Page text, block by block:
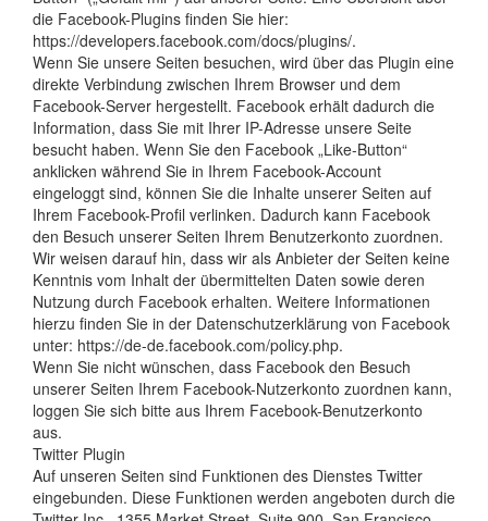
die Facebook-Plugins finden Sie hier:
https://developers.facebook.com/docs/plugins/.
Wenn Sie unsere Seiten besuchen, wird über das Plugin eine
direkte Verbindung zwischen Ihrem Browser und dem
Facebook-Server hergestellt. Facebook erhält dadurch die
Information, dass Sie mit Ihrer IP-Adresse unsere Seite
besucht haben. Wenn Sie den Facebook „Like-Button“
anklicken während Sie in Ihrem Facebook-Account
eingeloggt sind, können Sie die Inhalte unserer Seiten auf
Ihrem Facebook-Profil verlinken. Dadurch kann Facebook
den Besuch unserer Seiten Ihrem Benutzerkonto zuordnen.
Wir weisen darauf hin, dass wir als Anbieter der Seiten keine
Kenntnis vom Inhalt der übermittelten Daten sowie deren
Nutzung durch Facebook erhalten. Weitere Informationen
hierzu finden Sie in der Datenschutzerklärung von Facebook
unter: https://de-de.facebook.com/policy.php.
Wenn Sie nicht wünschen, dass Facebook den Besuch
unserer Seiten Ihrem Facebook-Nutzerkonto zuordnen kann,
loggen Sie sich bitte aus Ihrem Facebook-Benutzerkonto
aus.
Twitter Plugin
Auf unseren Seiten sind Funktionen des Dienstes Twitter
eingebunden. Diese Funktionen werden angeboten durch die